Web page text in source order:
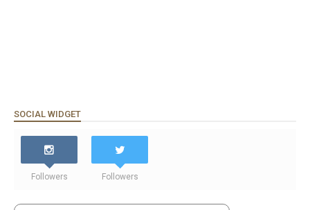
SOCIAL WIDGET
Followers Followers